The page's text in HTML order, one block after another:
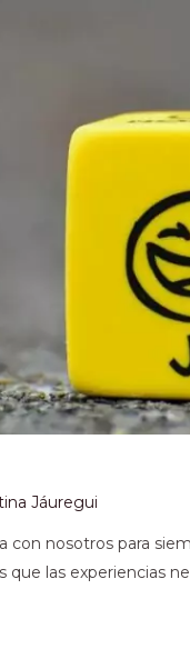
Jáuregui
con nosotros para
las experiencias